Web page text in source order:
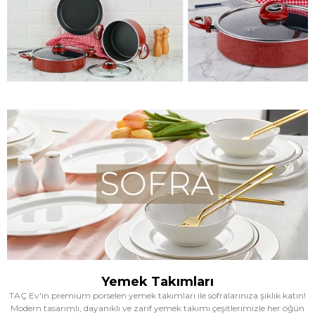
Yemek Takımları
TAÇ Ev'in premium porselen yemek takımları ile sofralarınıza şıklık katın!
Modern tasarımlı, dayanıklı ve zarif yemek takımı çeşitlerimizle her öğün